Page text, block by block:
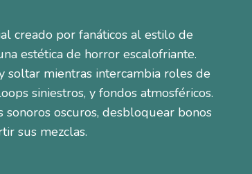
creado por fanáticos al estilo de
estética de horror escalofriante.
soltar mientras intercambia roles de
siniestros, y fondos atmosféricos.
oscuros, desbloquear bonos
sus mezclas.